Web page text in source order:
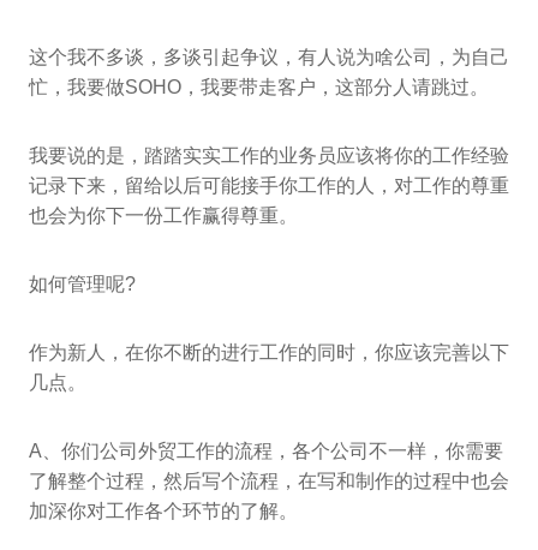
这个我不多谈，多谈引起争议，有人说为啥公司，为自己
忙，我要做SOHO，我要带走客户，这部分人请跳过。
我要说的是，踏踏实实工作的业务员应该将你的工作经验
记录下来，留给以后可能接手你工作的人，对工作的尊重
也会为你下一份工作赢得尊重。
如何管理呢?
作为新人，在你不断的进行工作的同时，你应该完善以下
几点。
A、你们公司外贸工作的流程，各个公司不一样，你需要
了解整个过程，然后写个流程，在写和制作的过程中也会
加深你对工作各个环节的了解。